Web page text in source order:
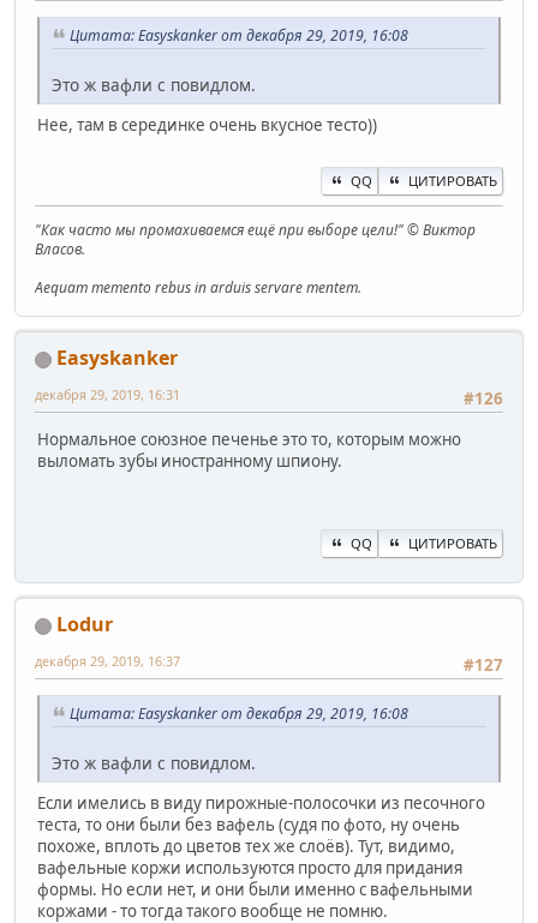
Цитата: Easyskanker от декабря 29, 2019, 16:08
Это ж вафли с повидлом.
Нее, там в серединке очень вкусное тесто))
QQ ЦИТИРОВАТЬ
"Как часто мы промахиваемся ещё при выборе цели!" © Виктор
Власов.
Aequam memento rebus in arduis servare mentem.
Easyskanker
#126
декабря 29, 2019, 16:31
Нормальное союзное печенье это то, которым можно
выломать зубы иностранному шпиону.
QQ ЦИТИРОВАТЬ
Lodur
#127
декабря 29, 2019, 16:37
Цитата: Easyskanker от декабря 29, 2019, 16:08
Это ж вафли с повидлом.
Если имелись в виду пирожные-полосочки из песочного
теста, то они были без вафель (судя по фото, ну очень
похоже, вплоть до цветов тех же слоёв). Тут, видимо,
вафельные коржи используются просто для придания
формы. Но если нет, и они были именно с вафельными
коржами - то тогда такого вообще не помню.